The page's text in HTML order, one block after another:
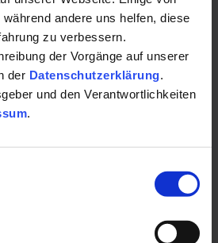
andere uns helfen, diese
zu verbessern.
der Vorgänge auf unserer
der Datenschutzerklärung
und den Verantwortlichkeiten
Route planen